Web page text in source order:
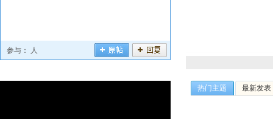
参与： 人
热门主题 最新发表